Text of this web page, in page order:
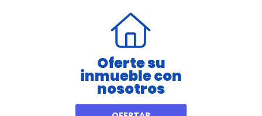
Oferte su
inmueble con
nosotros